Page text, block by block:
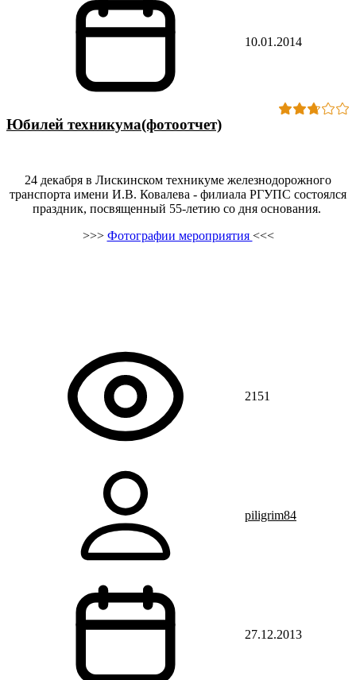
10.01.2014
Юбилей техникума(фотоотчет)
24 декабря в Лискинском техникуме железнодорожного
транспорта имени И.В. Ковалева - филиала РГУПС состоялся
праздник, посвященный 55-летию со дня основания.
>>> Фотографии мероприятия <<<
2151
piligrim84
27.12.2013